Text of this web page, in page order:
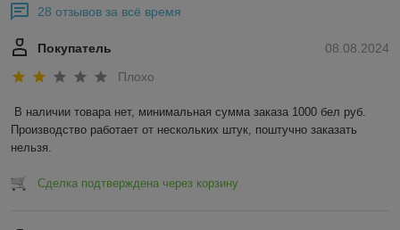
28 отзывов за всё время
08.08.2024
Покупатель
Плохо
В наличии товара нет, минимальная сумма заказа 1000 бел руб.
Производство работает от нескольких штук, поштучно заказать
нельзя.
Сделка подтверждена через корзину